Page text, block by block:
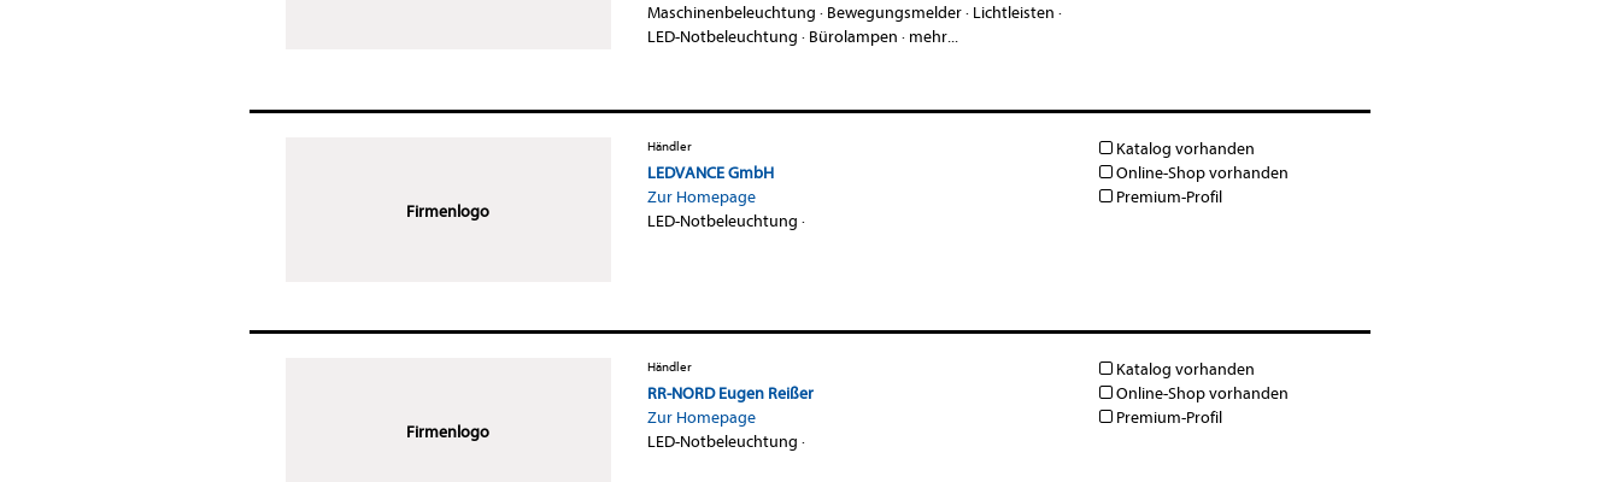
Maschinenbeleuchtung · Bewegungsmelder· Lichtleisten ·
LED-Notbeleuchtung · Bürolampen · mehr...
Firmenlogo
Händler
LEDVANCE GmbH
Zur Homepage
LED-Notbeleuchtung ·
Katalog vorhanden
Online-Shop vorhanden
Premium-Profil
Firmenlogo
Händler
RR-NORD Eugen Reißer
Zur Homepage
LED-Notbeleuchtung ·
Katalog vorhanden
Online-Shop vorhanden
Premium-Profil